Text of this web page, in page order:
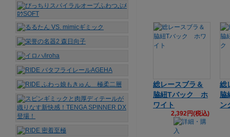
総レースブラ＆
脇紐Tバック ホ
ワイト
2,392円(税込)
総
脇
ン